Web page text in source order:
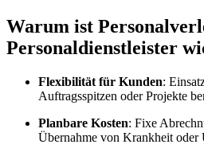
Warum ist
Personaldienstleister
Flexibilität für Kunden:
Auftragsspitzen oder Projekte
Planbare Kosten: Fixe
Übernahme von Krankheit oder